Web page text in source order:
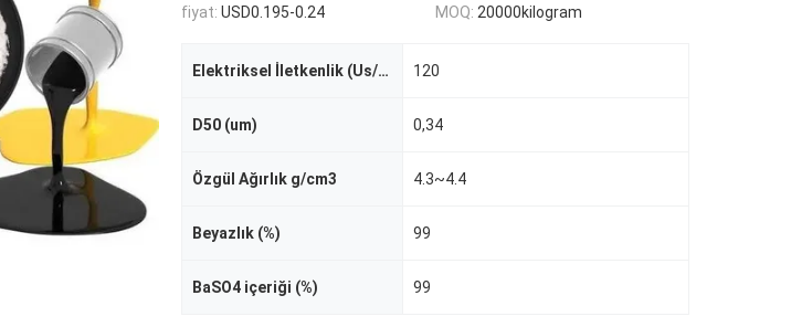
fiyat: USD0.195-0.24 MOQ: 20000kilogram
Elektriksel İletkenlik (Us/cm) 120
D50 (um) 0,34
Özgül Ağırlık g/cm3 4.3~4.4
Beyazlık (%) 99
BaSO4 içeriği (%) 99